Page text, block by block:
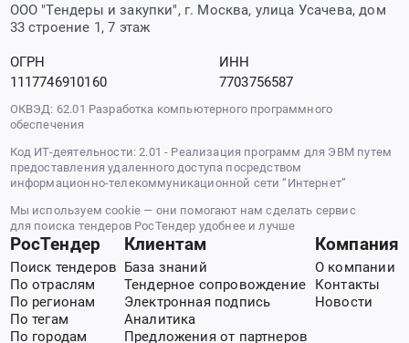
ООО "Тендеры и закупки", г. Москва, улица Усачева, дом
33 строение 1, 7 этаж
ОГРН
1117746910160
ИНН
7703756587
ОКВЭД: 62.01 Разработка компьютерного программного
обеспечения
Код ИТ-деятельности: 2.01 - Реализация программ для ЭВМ путем
предоставления удаленного доступа посредством
информационно-телекоммуникационной сети “Интернет”
Мы используем cookie — они помогают нам сделать сервис
для поиска тендеров РосТендер удобнее и лучше
РосТендер
Поиск тендеров
По отраслям
По регионам
По тегам
По городам
Клиентам
База знаний
Тендерное сопровождение
Электронная подпись
Аналитика
Предложения от партнеров
Компания
О компании
Контакты
Новости